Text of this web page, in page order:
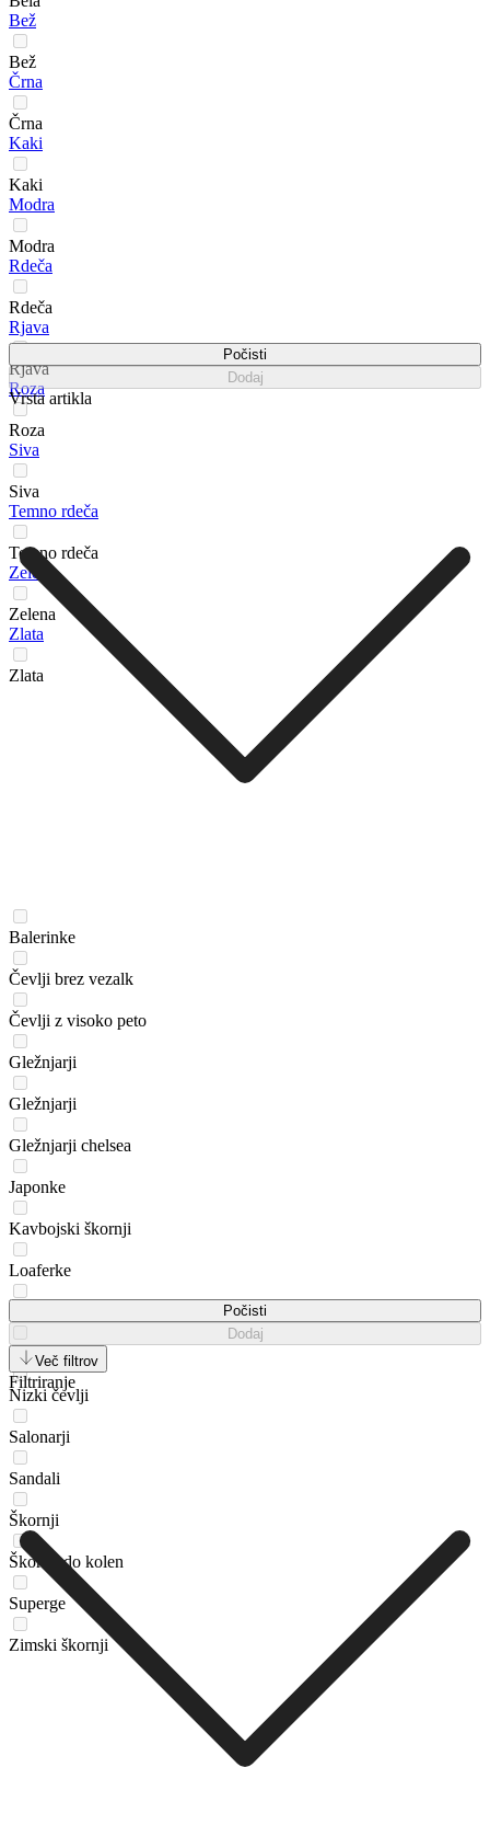
Bež
Bež
Črna
Črna
Kaki
Kaki
Modra
Modra
Rdeča
Rdeča
Rjava
Rjava
Roza
Roza
Siva
Siva
Temno rdeča
Temno rdeča
Zelena
Zelena
Zlata
Zlata
Počisti
Dodaj
Vrsta artikla
Balerinke
Čevlji brez vezalk
Čevlji z visoko peto
Gležnjarji
Gležnjarji
Gležnjarji chelsea
Japonke
Kavbojski škornji
Loaferke
Natikači
Nizki čevlji
Salonarji
Sandali
Škornji
Škornji do kolen
Superge
Zimski škornji
Počisti
Dodaj
Več filtrov
Filtriranje